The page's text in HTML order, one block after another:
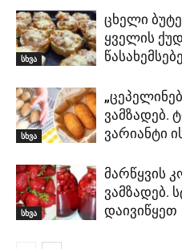
სხვა
ცხელი
ყველის
სხვა
ვამზადებ.
ვარიანტი
სხვა
მარწყვის
ვამზადებ.
დაივიწყეთ